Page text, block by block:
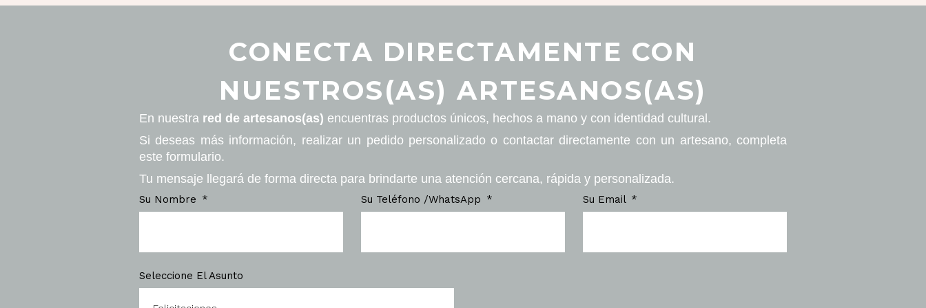
CONECTA DIRECTAMENTE CON
NUESTROS(AS) ARTESANOS(AS)
En nuestra red de artesanos(as) encuentras productos únicos, hechos a mano y con identidad cultural.
Si deseas más información, realizar un pedido personalizado o contactar directamente con un artesano, completa
este formulario.
Tu mensaje llegará de forma directa para brindarte una atención cercana, rápida y personalizada.
Su Nombre Su Teléfono /WhatsApp Su Email
Seleccione El Asunto